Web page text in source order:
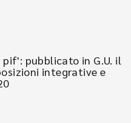
pubblicato in G.U. il
integrative e